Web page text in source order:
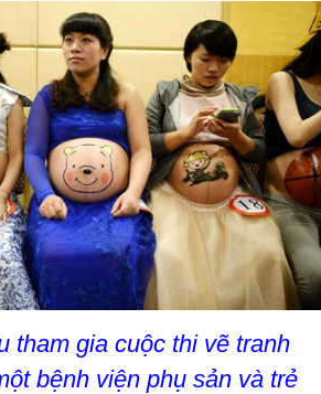
tham gia cuộc thi vẽ tranh
bệnh viện phụ sản và trẻ